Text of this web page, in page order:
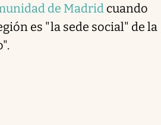
de Madrid cuando
es "la sede social" de la